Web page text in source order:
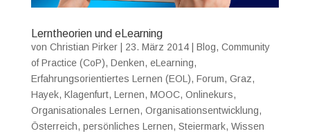
Lerntheorien und eLearning
von Christian Pirker| 23. März 2014| Blog, Community
of Practice (CoP), Denken, eLearning,
Erfahrungsorientiertes Lernen (EOL), Forum, Graz,
Hayek, Klagenfurt, Lernen, MOOC, Onlinekurs,
Organisationales Lernen, Organisationsentwicklung,
Österreich, persönliches Lernen, Steiermark, Wissen